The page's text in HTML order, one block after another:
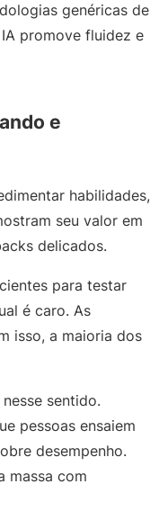
genéricas de
promove fluidez e
e
habilidades,
seu valor em
delicados.
para testar
é caro. As
isso, a maioria dos
sentido.
pessoas ensaiem
desempenho.
massa com